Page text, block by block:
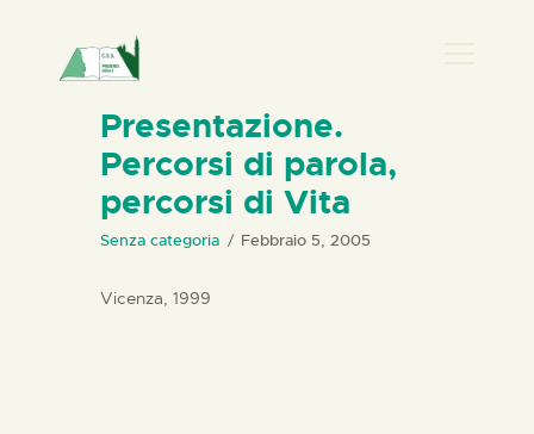
HOME
CHI SIAMO
NEWS
Presentazione.
Percorsi di parola,
percorsi di Vita
Senza categoria Febbraio 5, 2005
Vicenza, 1999